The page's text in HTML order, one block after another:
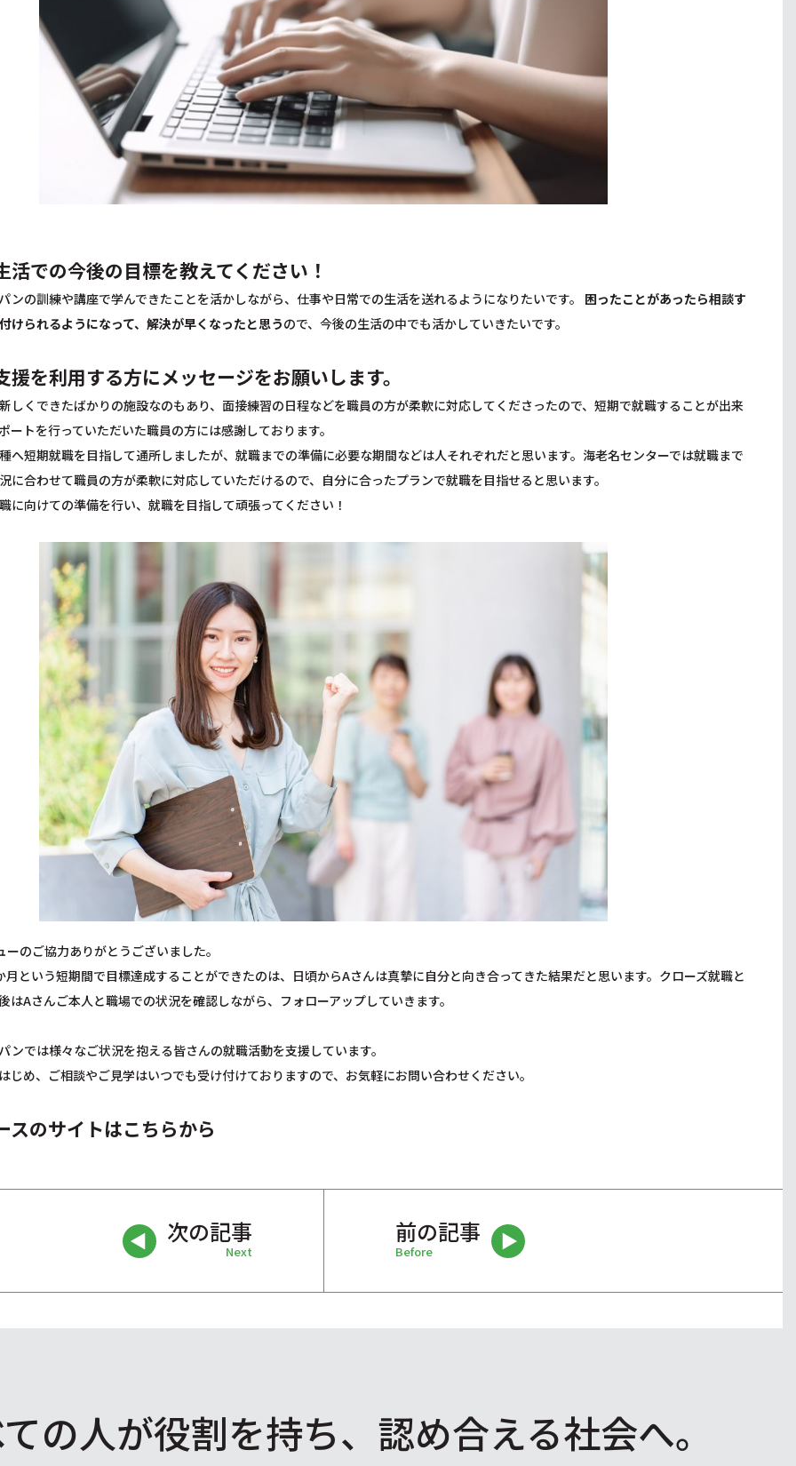
での今後の目標を教えてください！
ンの訓練や講座で学んできたことを活かしながら、仕事や日常での生活を送れるようになりたいです。 困ったことがあったら相談す
けられるようになって、解決が早くなったと思うので、今後の生活の中でも活かしていきたいです。
を利用する方にメッセージをお願いします。
しくできたばかりの施設なのもあり、面接練習の日程などを職員の方が柔軟に対応してくださったので、短期で就職することが出来
ートを行っていただいた職員の方には感謝しております。
へ短期就職を目指して通所しましたが、就職までの準備に必要な期間などは人それぞれだと思います。海老名センターでは就職まで
に合わせて職員の方が柔軟に対応していただけるので、自分に合ったプランで就職を目指せると思います。
に向けての準備を行い、就職を目指して頑張ってください！
のご協力ありがとうございました。
月という短期間で目標達成することができたのは、日頃からAさんは真摯に自分と向き合ってきた結果だと思います。クローズ就職と
はAさんご本人と職場での状況を確認しながら、フォローアップしていきます。
ンでは様々なご状況を抱える皆さんの就職活動を支援しています。
じめ、ご相談やご見学はいつでも受け付けておりますので、お気軽にお問い合わせください。
スのサイトはこちらから
次の記事
Next
前の記事
Before
の人が役割を持ち、認め合える社会へ。